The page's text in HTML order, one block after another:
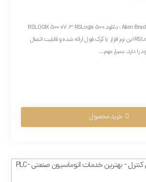
نرم افزار PLC آلن بردلی-Allen Bradley - دانلود RSLOGIX 500 v7.3 RSLogix 500
RSLogix 500 Pro RSLinx Pro این نرم افزار با کرک فول ارائه شده و قابلیت اتصال
خرید محصول